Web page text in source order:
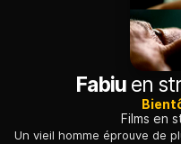
Fabiuen
Films en